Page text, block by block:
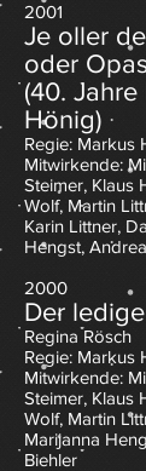
2001
Je oller
oder
(40.
Hönig)
Regie: Markus
Mitwirkende:
Steimer, Klaus
Wolf, Martin
Karin Littner,
Hengst,
2000
Der
Regina Rösch
Regie: Markus
Mitwirkende:
Steimer, Klaus
Wolf, Martin
Marijanna
Biehler